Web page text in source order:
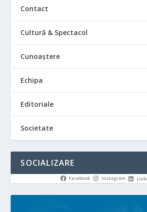
Contact
Cultură & Spectacol
Cunoaștere
Echipa
Editoriale
Societate
SOCIALIZARE
Facebook Instagram